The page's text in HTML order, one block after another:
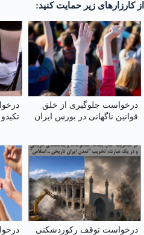
از کارزارهای زیر حمایت کنید:
درخواست جلوگیری از خلق
قوانین ناگهانی در بورس ایران
تکیدو
درخواست توقف رکوردشکنی